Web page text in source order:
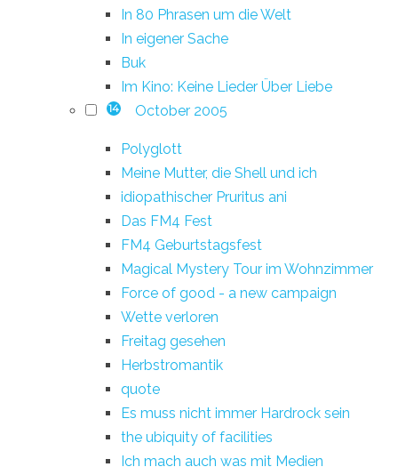
In 80 Phrasen um die Welt
In eigener Sache
Buk
Im Kino: Keine Lieder Über Liebe
14 October 2005
Polyglott
Meine Mutter, die Shell und ich
idiopathischer Pruritus ani
Das FM4 Fest
FM4 Geburtstagsfest
Magical Mystery Tour im Wohnzimmer
Force of good - a new campaign
Wette verloren
Freitag gesehen
Herbstromantik
quote
Es muss nicht immer Hardrock sein
the ubiquity of facilities
Ich mach auch was mit Medien